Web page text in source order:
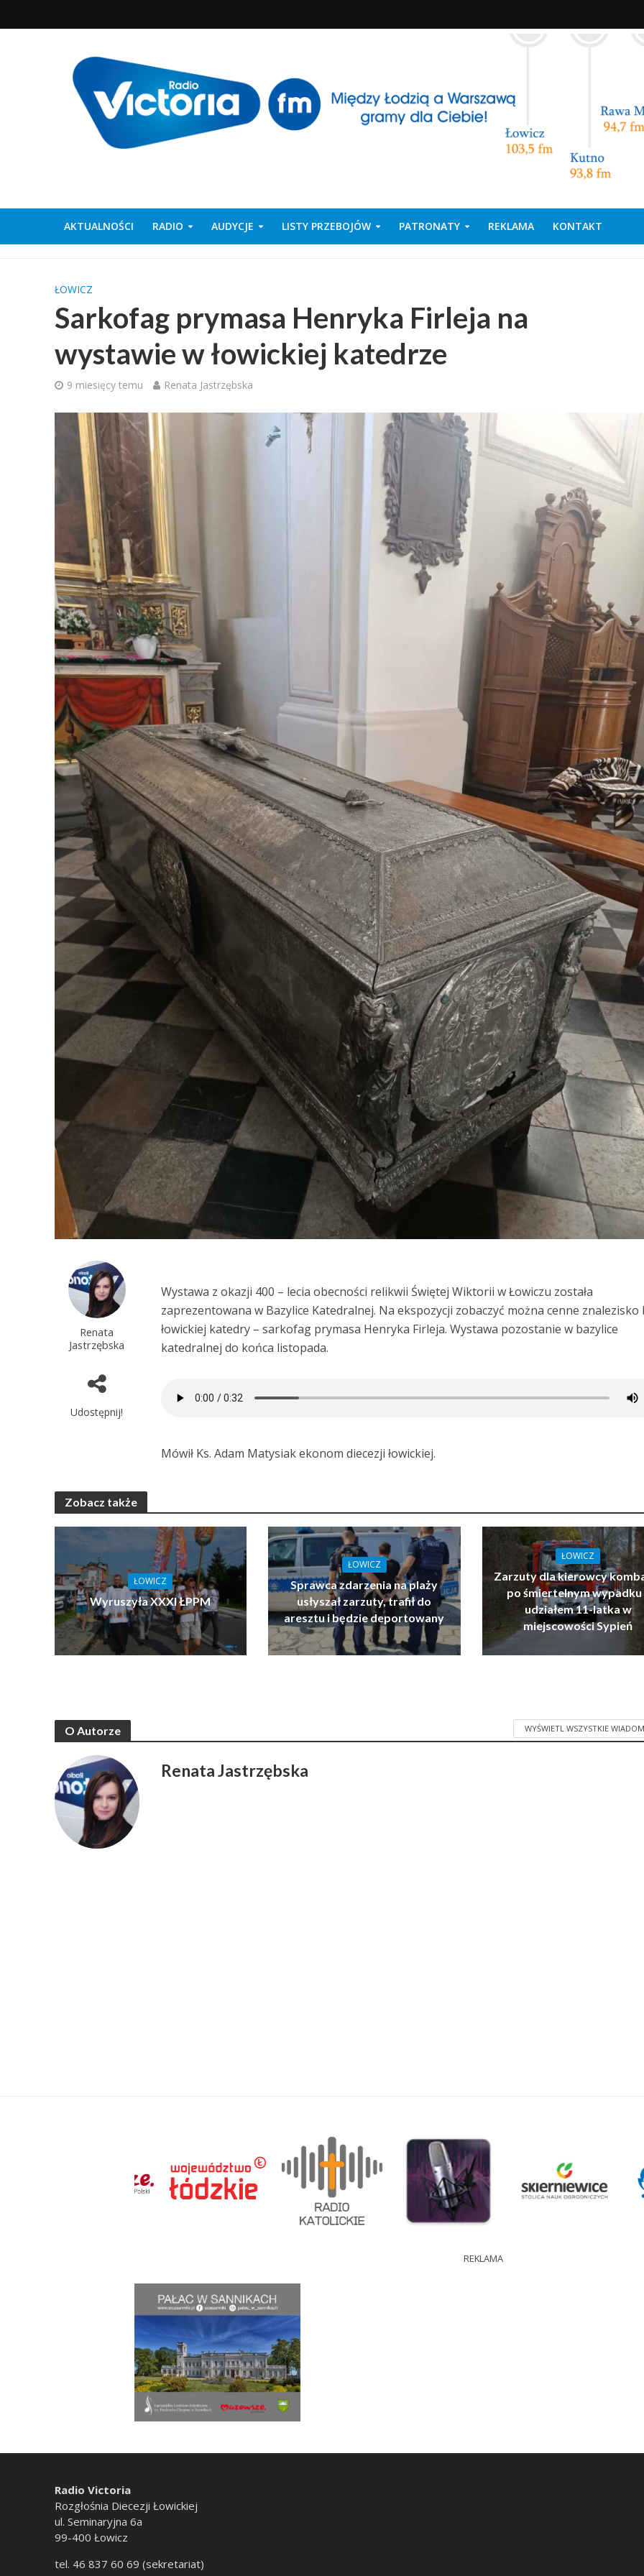
AKTUALNOŚCI RADIO AUDYCJE LISTY PRZEBOJÓW PATRONATY REKLAMA KONTAKT
ŁOWICZ
Sarkofag prymasa Henryka Firleja na
wystawie w łowickiej katedrze
9 miesięcy temu Renata Jastrzębska
Renata
Jastrzębska
Udostępnij!
Wystawa z okazji 400 – lecia obecności relikwii Świętej Wiktorii w Łowiczu została
zaprezentowana w Bazylice Katedralnej. Na ekspozycji zobaczyć można cenne
łowickiej katedry – sarkofag prymasa Henryka Firleja. Wystawa pozostanie w bazylice
katedralnej do końca listopada.
Mówił Ks. Adam Matysiak ekonom diecezji łowickiej.
Zobacz także
ŁOWICZ
Wyruszyła XXXI ŁPPM
ŁOWICZ
Sprawca zdarzenia na plaży
usłyszał zarzuty, trafił do
aresztu i będzie deportowany
ŁOWICZ
Zarzuty dla kierowcy
po śmiertelnym wypadku
udziałem 11-latka w
miejscowości Sypień
O Autorze WYŚWIETL WSZYSTKIE
Renata Jastrzębska
REKLAMA
Radio Victoria
Rozgłośnia Diecezji Łowickiej
ul. Seminaryjna 6a
99-400 Łowicz
tel. 46 837 60 69 (sekretariat)